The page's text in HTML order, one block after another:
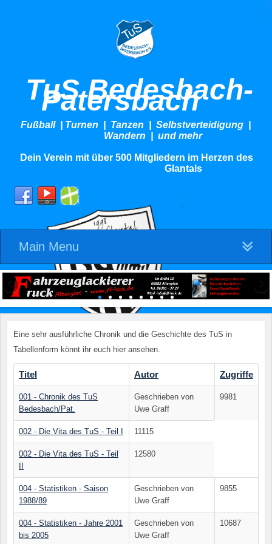
TuS Bedesbach-
Patersbach
Fußball | Turnen | Tanzen | Selbstverteidigung |
Wandern | und mehr
Dein Verein mit über 500 Mitgliedern im Herzen des
Glantals
Main Menu
Eine sehr ausführliche Chronik und die Geschichte des TuS in
Tabellenform könnt ihr euch hier ansehen.
Titel Autor Zugriffe
001 - Chronik des TuS
Bedesbach/Pat.
Geschrieben von
Uwe Graff
9981
002 - Die Vita des TuS - Teil I 11115
002 - Die Vita des TuS - Teil
12580
004 - Statistiken - Saison
1988/89
Geschrieben von
Uwe Graff
9855
004 - Statistiken - Jahre 2001
bis 2005
Geschrieben von
Uwe Graff
10687